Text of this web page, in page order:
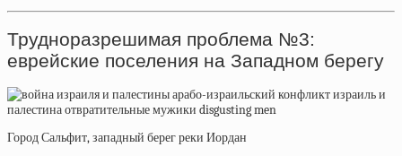
Трудноразрешимая проблема №3:
еврейские поселения на Западном берегу
Город Сальфит, западный берег реки Иордан